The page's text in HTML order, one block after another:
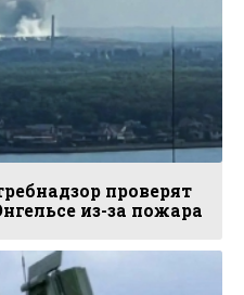
проверят
из-за пожара